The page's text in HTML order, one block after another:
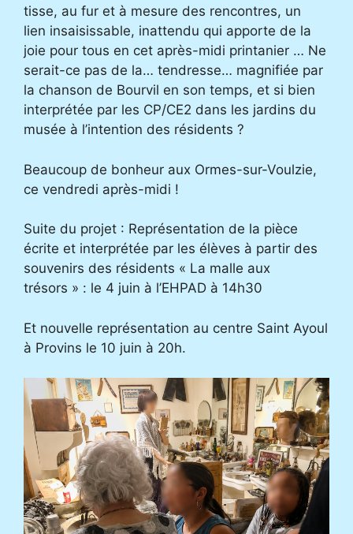
tisse, au fur et à mesure des rencontres, un
lien insaisissable, inattendu qui apporte de la
joie pour tous en cet après-midi printanier … Ne
serait-ce pas de la… tendresse… magnifiée par
la chanson de Bourvil en son temps, et si bien
interprétée par les CP/CE2 dans les jardins du
musée à l’intention des résidents ?
Beaucoup de bonheur aux Ormes-sur-Voulzie,
ce vendredi après-midi !
Suite du projet : Représentation de la pièce
écrite et interprétée par les élèves à partir des
souvenirs des résidents « La malle aux
trésors » : le 4 juin à l’EHPAD à 14h30
Et nouvelle représentation au centre Saint Ayoul
à Provins le 10 juin à 20h.